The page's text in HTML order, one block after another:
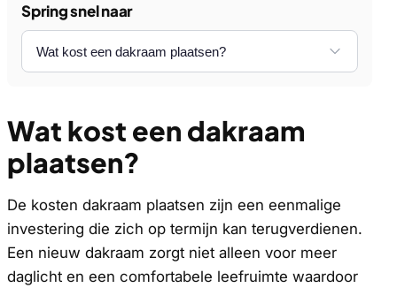
Spring snel naar
Wat kost een dakraam
plaatsen?
De kosten dakraam plaatsen zijn een eenmalige
investering die zich op termijn kan terugverdienen.
Een nieuw dakraam zorgt niet alleen voor meer
daglicht en een comfortabele leefruimte waardoor